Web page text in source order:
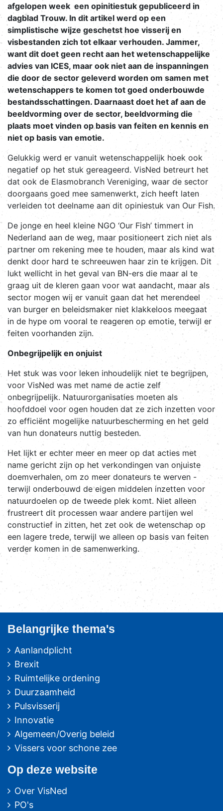
afgelopen week een opinitiestuk gepubliceerd in
dagblad Trouw. In dit artikel werd op een
simplistische wijze geschetst hoe visserij en
visbestanden zich tot elkaar verhouden. Jammer,
want dit doet geen recht aan het wetenschappelijke
advies van ICES, maar ook niet aan de inspanningen
die door de sector geleverd worden om samen met
wetenschappers te komen tot goed onderbouwde
bestandsschattingen. Daarnaast doet het af aan de
beeldvorming over de sector, beeldvorming die
plaats moet vinden op basis van feiten en kennis en
niet op basis van emotie.
Gelukkig werd er vanuit wetenschappelijk hoek ook
negatief op het stuk gereageerd. VisNed betreurt het
dat ook de Elasmobranch Vereniging, waar de sector
doorgaans goed mee samenwerkt, zich heeft laten
verleiden tot deelname aan dit opiniestuk van Our Fish.
De jonge en heel kleine NGO ‘Our Fish’ timmert in
Nederland aan de weg, maar positioneert zich niet als
partner om rekening mee te houden, maar als kind wat
denkt door hard te schreeuwen haar zin te krijgen. Dit
lukt wellicht in het geval van BN-ers die maar al te
graag uit de kleren gaan voor wat aandacht, maar als
sector mogen wij er vanuit gaan dat het merendeel
van burger en beleidsmaker niet klakkeloos meegaat
in de hype om vooral te reageren op emotie, terwijl er
feiten voorhanden zijn.
Onbegrijpelijk en onjuist
Het stuk was voor leken inhoudelijk niet te begrijpen,
voor VisNed was met name de actie zelf
onbegrijpelijk. Natuurorganisaties moeten als
hoofddoel voor ogen houden dat ze zich inzetten voor
zo efficiënt mogelijke natuurbescherming en het geld
van hun donateurs nuttig besteden.
Het lijkt er echter meer en meer op dat acties met
name gericht zijn op het verkondingen van onjuiste
doemverhalen, om zo meer donateurs te werven -
terwijl onderbouwd de eigen middelen inzetten voor
natuurdoelen op de tweede plek komt. Niet alleen
frustreert dit processen waar andere partijen wel
constructief in zitten, het zet ook de wetenschap op
een lagere trede, terwijl we alleen op basis van feiten
verder komen in de samenwerking.
Belangrijke thema's
Aanlandplicht
Brexit
Ruimtelijke ordening
Duurzaamheid
Pulsvisserij
Innovatie
Algemeen/Overig beleid
Vissers voor schone zee
Op deze website
Over VisNed
PO's